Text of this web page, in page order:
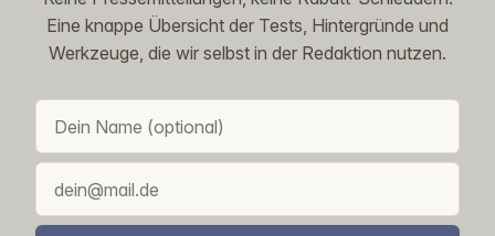
Eine knappe Übersicht der Tests, Hintergründe und
Werkzeuge, die wir selbst in der Redaktion nutzen.